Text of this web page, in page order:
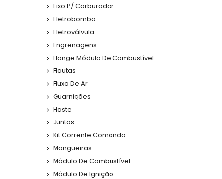
Eixo P/ Carburador
Eletrobomba
Eletroválvula
Engrenagens
Flange Módulo De Combustível
Flautas
Fluxo De Ar
Guarnições
Haste
Juntas
Kit Corrente Comando
Mangueiras
Módulo De Combustível
Módulo De Ignição